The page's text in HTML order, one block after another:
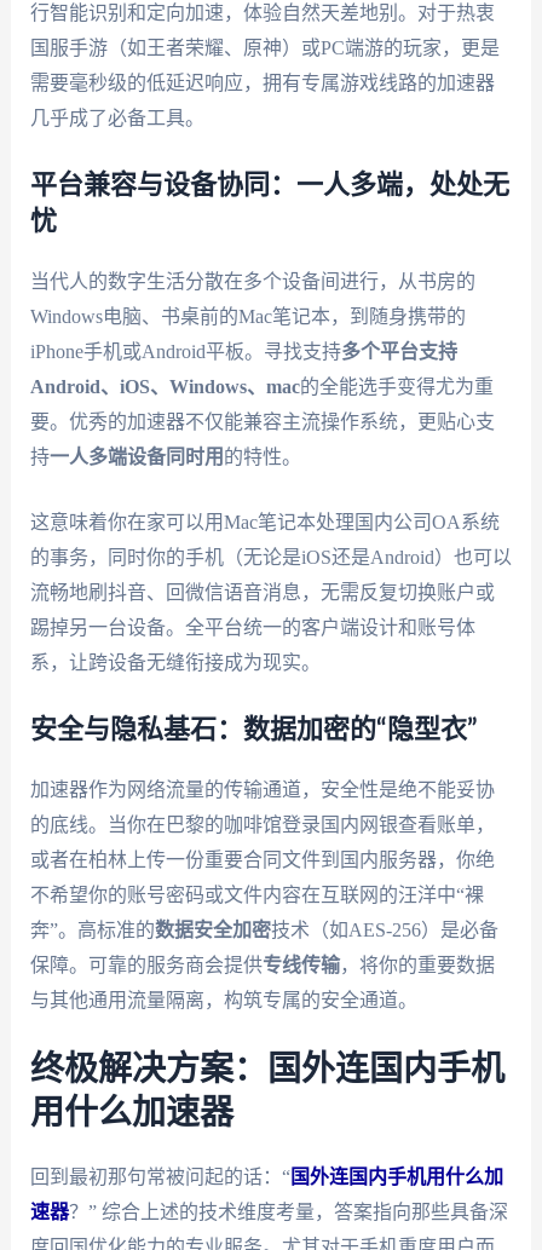
行智能识别和定向加速，体验自然天差地别。对于热衷
国服手游（如王者荣耀、原神）或PC端游的玩家，更是
需要毫秒级的低延迟响应，拥有专属游戏线路的加速器
几乎成了必备工具。
平台兼容与设备协同：一人多端，处处无
忧
当代人的数字生活分散在多个设备间进行，从书房的
Windows电脑、书桌前的Mac笔记本，到随身携带的
iPhone手机或Android平板。寻找支持多个平台支持
Android、iOS、Windows、mac的全能选手变得尤为重
要。优秀的加速器不仅能兼容主流操作系统，更贴心支
持一人多端设备同时用 的特性。
这意味着你在家可以用Mac笔记本处理国内公司OA系统
的事务，同时你的手机（无论是iOS还是Android）也可以
流畅地刷抖音、回微信语音消息，无需反复切换账户或
踢掉另一台设备。全平台统一的客户端设计和账号体
系，让跨设备无缝衔接成为现实。
安全与隐私基石：数据加密的“隐型衣”
加速器作为网络流量的传输通道，安全性是绝不能妥协
的底线。当你在巴黎的咖啡馆登录国内网银查看账单，
或者在柏林上传一份重要合同文件到国内服务器，你绝
不希望你的账号密码或文件内容在互联网的汪洋中“裸
奔”。高标准的数据安全加密技术（如AES-256）是必备
保障。可靠的服务商会提供专线传输，将你的重要数据
与其他通用流量隔离，构筑专属的安全通道。
终极解决方案：国外连国内手机
用什么加速器
回到最初那句常被问起的话：“国外连国内手机用什么加
速器？” 综合上述的技术维度考量，答案指向那些具备深